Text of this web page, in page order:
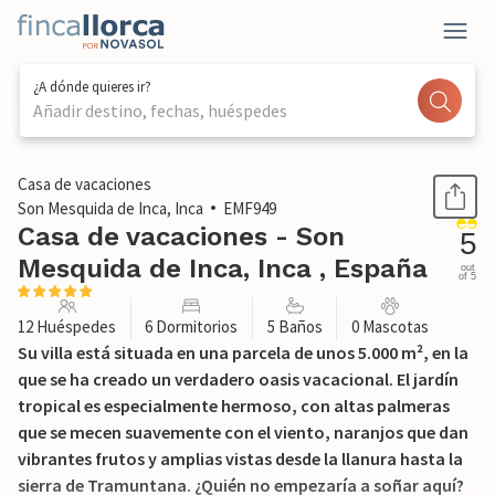
¿A dónde quieres ir?
Añadir destino, fechas, huéspedes
1 / 57
Casa de vacaciones
Son Mesquida de Inca, Inca
EMF949
Casa de vacaciones - Son
Mesquida de Inca, Inca , España
5
out
of 5
12 Huéspedes 6 Dormitorios 5 Baños 0 Mascotas
Su villa está situada en una parcela de unos 5.000 m², en la
que se ha creado un verdadero oasis vacacional. El jardín
tropical es especialmente hermoso, con altas palmeras
que se mecen suavemente con el viento, naranjos que dan
vibrantes frutos y amplias vistas desde la llanura hasta la
sierra de Tramuntana. ¿Quién no empezaría a soñar aquí?